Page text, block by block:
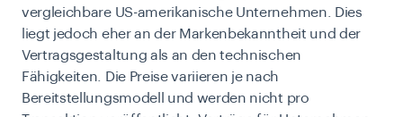
vergleichbare US-amerikanische Unternehmen. Dies
liegt jedoch eher an der Markenbekanntheit und der
Vertragsgestaltung als an den technischen
Fähigkeiten. Die Preise variieren je nach
Bereitstellungsmodell und werden nicht pro